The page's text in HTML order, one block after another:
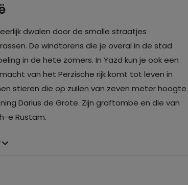
dwalen door de smalle straatjes
De windtorens die je overal in de stad
in de hete zomers. In Yazd kun je ook een
van het Perzische rijk komt tot leven in
stieren die op zuilen van zeven meter hoogte
Darius de Grote. Zijn graftombe en die van
e Rustam.